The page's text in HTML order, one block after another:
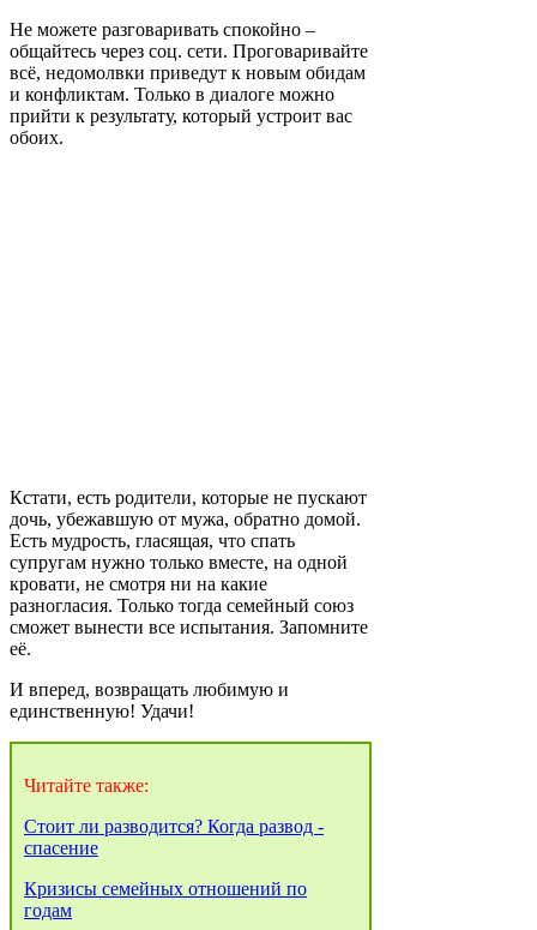
Не можете разговаривать спокойно –
общайтесь через соц. сети. Проговаривайте
всё, недомолвки приведут к новым обидам
и конфликтам. Только в диалоге можно
прийти к результату, который устроит вас
обоих.
Кстати, есть родители, которые не пускают
дочь, убежавшую от мужа, обратно домой.
Есть мудрость, гласящая, что спать
супругам нужно только вместе, на одной
кровати, не смотря ни на какие
разногласия. Только тогда семейный союз
сможет вынести все испытания. Запомните
её.
И вперед, возвращать любимую и
единственную! Удачи!
Читайте также:
Стоит ли разводится? Когда развод -
спасение
Кризисы семейных отношений по
годам